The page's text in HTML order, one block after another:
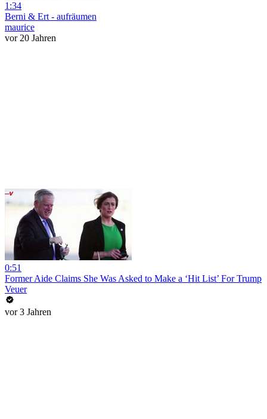
1:34
Berni & Ert - aufräumen
maurice
vor 20 Jahren
0:51
Former Aide Claims She Was Asked to Make a ‘Hit List’ For Trump
Veuer
vor 3 Jahren